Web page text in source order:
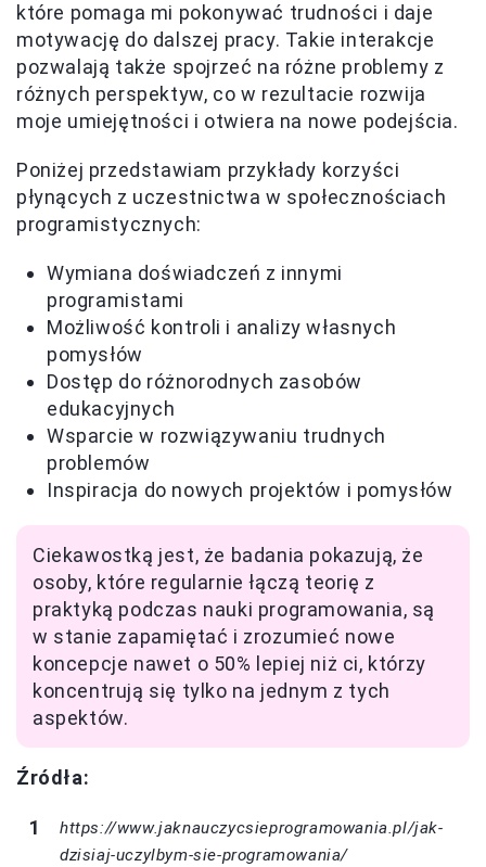
które pomaga mi pokonywać trudności i daje
motywację do dalszej pracy. Takie interakcje
pozwalają także spojrzeć na różne problemy z
różnych perspektyw, co w rezultacie rozwija
moje umiejętności i otwiera na nowe podejścia.
Poniżej przedstawiam przykłady korzyści
płynących z uczestnictwa w społecznościach
programistycznych:
Wymiana doświadczeń z innymi
programistami
Możliwość kontroli i analizy własnych
pomysłów
Dostęp do różnorodnych zasobów
edukacyjnych
Wsparcie w rozwiązywaniu trudnych
problemów
Inspiracja do nowych projektów i pomysłów
Ciekawostką jest, że badania pokazują, że
osoby, które regularnie łączą teorię z
praktyką podczas nauki programowania, są
w stanie zapamiętać i zrozumieć nowe
koncepcje nawet o 50% lepiej niż ci, którzy
koncentrują się tylko na jednym z tych
aspektów.
Źródła:
https://www.jaknauczycsieprogramowania.pl/jak-
dzisiaj-uczylbym-sie-programowania/